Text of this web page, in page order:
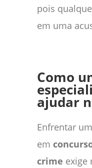
pois
em uma
Como
ajudar
Enfrentar
em
crime exige